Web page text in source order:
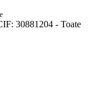
30881204 - Toate